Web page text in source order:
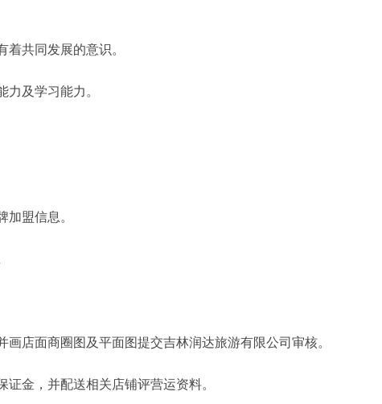
共同发展的意识。
及学习能力。
加盟信息。
店面商圈图及平面图提交吉林润达旅游有限公司审核。
金，并配送相关店铺评营运资料。